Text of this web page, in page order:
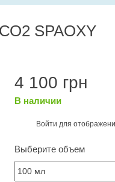
SPAOXY
4 100 грн
В наличии
Войти для
Выберите объем